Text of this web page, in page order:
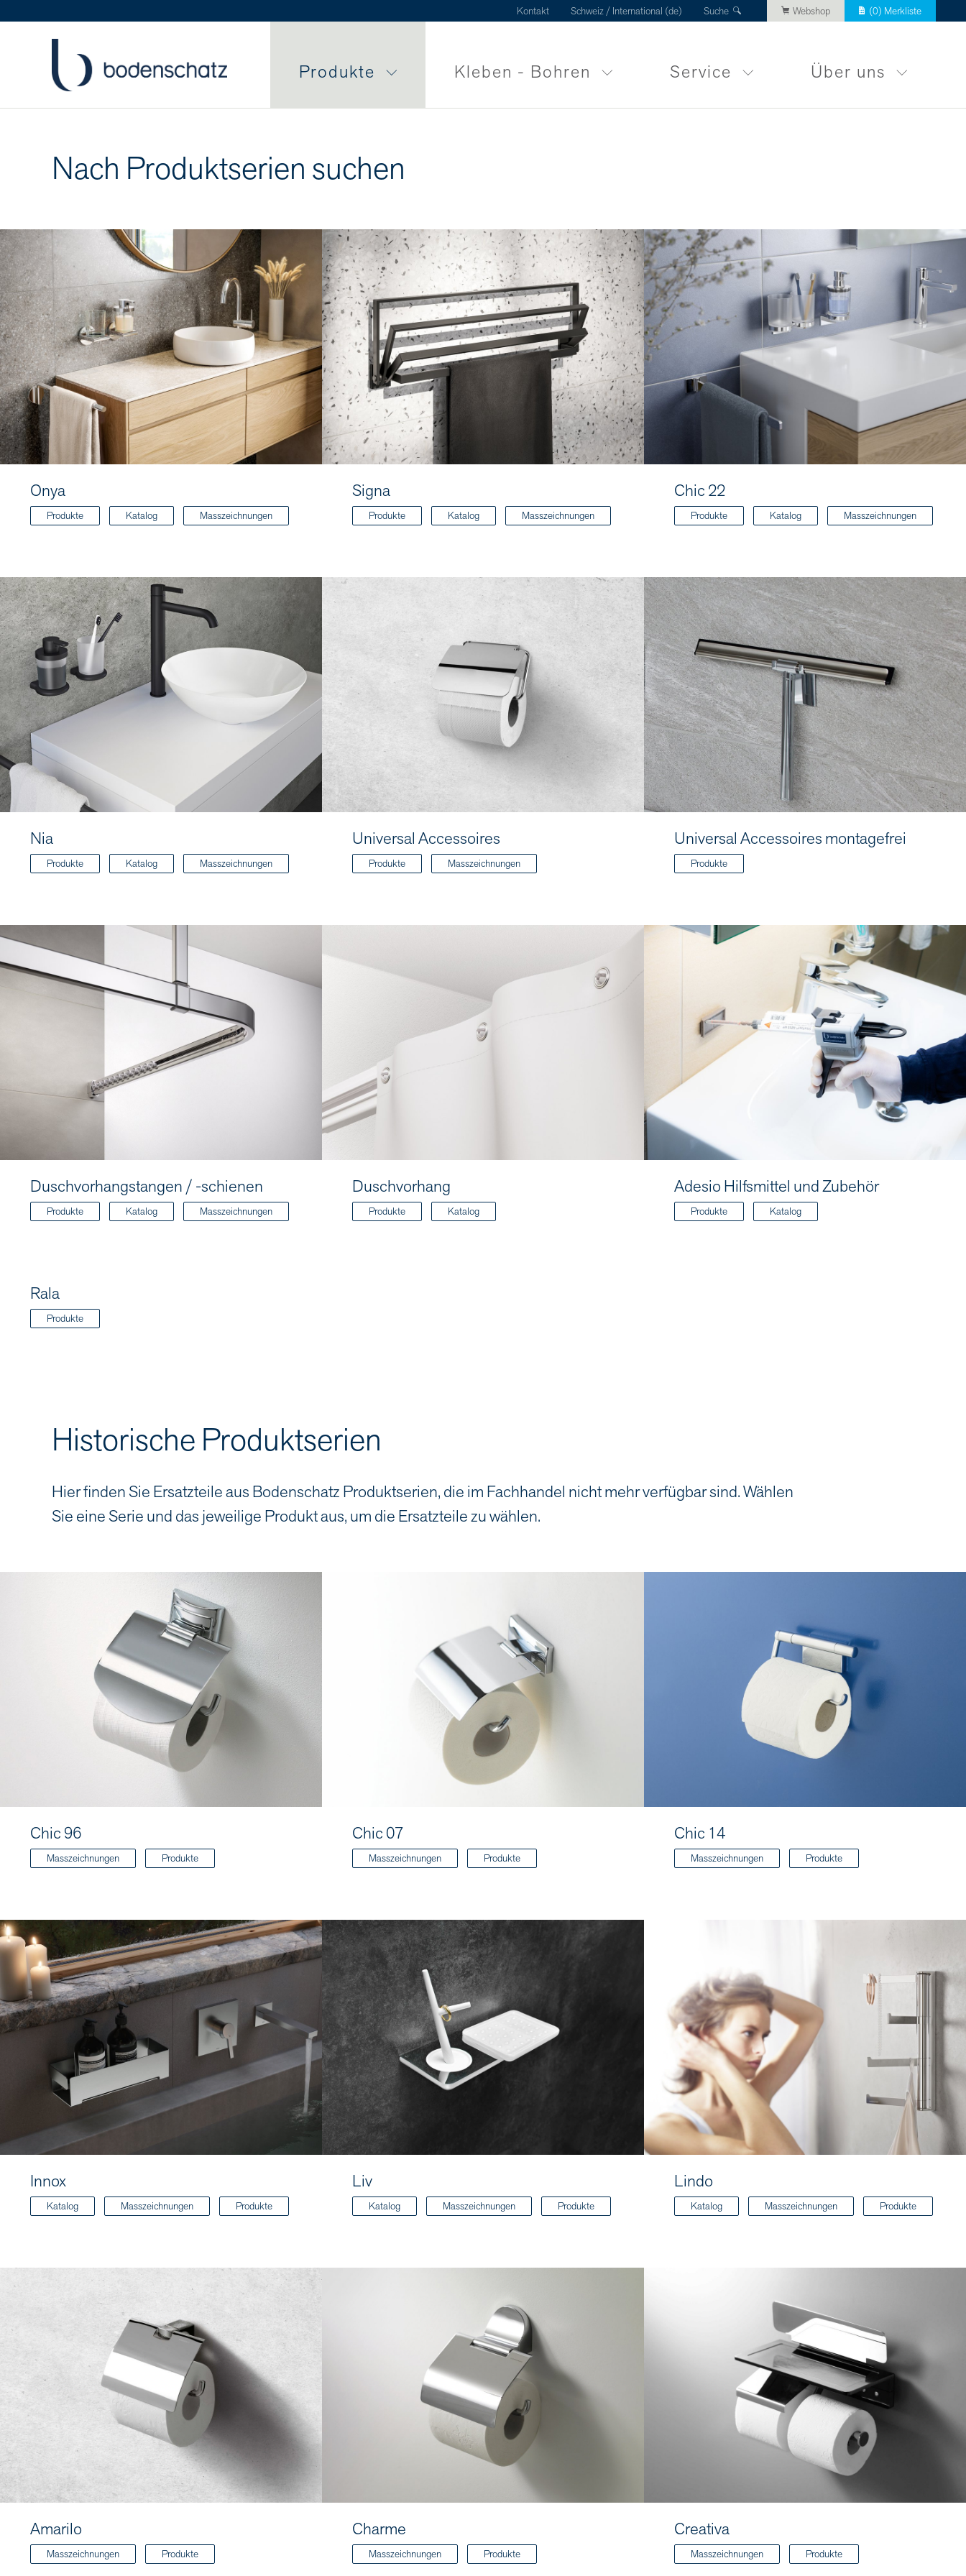
Kontakt Schweiz / International (de) Suche Webshop (0) Merkliste
Produkte Kleben - Bohren Service Über uns
Nach Produktserien suchen
Onya
Produkte Katalog Masszeichnungen
Signa
Produkte Katalog Masszeichnungen
Chic 22
Produkte Katalog Masszeichnungen
Nia
Produkte Katalog Masszeichnungen
Universal Accessoires
Produkte Masszeichnungen
Universal Accessoires montagefrei
Produkte
Duschvorhangstangen / -schienen
Produkte Katalog Masszeichnungen
Duschvorhang
Produkte Katalog
Adesio Hilfsmittel und Zubehör
Produkte Katalog
Rala
Produkte
Historische Produktserien
Hier finden Sie Ersatzteile aus Bodenschatz Produktserien, die im Fachhandel nicht mehr verfügbar sind. Wählen
Sie eine Serie und das jeweilige Produkt aus, um die Ersatzteile zu wählen.
Chic 96
Masszeichnungen Produkte
Chic 07
Masszeichnungen Produkte
Chic 14
Masszeichnungen Produkte
Innox
Katalog Masszeichnungen Produkte
Liv
Katalog Masszeichnungen Produkte
Lindo
Katalog Masszeichnungen Produkte
Amarilo
Masszeichnungen Produkte
Charme
Masszeichnungen Produkte
Creativa
Masszeichnungen Produkte